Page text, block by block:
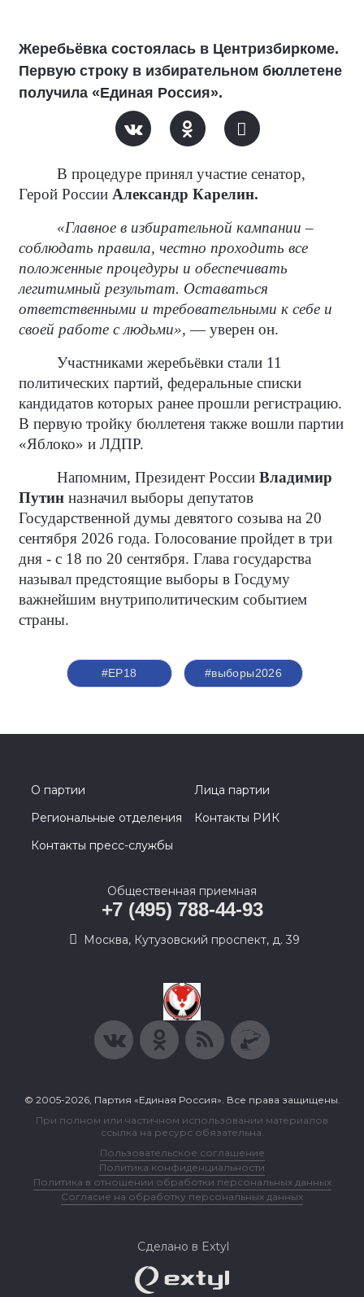
Жеребьёвка состоялась в Центризбиркоме.
Первую строку в избирательном бюллетене
получила «Единая Россия».
В процедуре принял участие сенатор,
Герой России Александр Карелин.
«Главное в избирательной кампании –
соблюдать правила, честно проходить все
положенные процедуры и обеспечивать
легитимный результат. Оставаться
ответственными и требовательными к себе и
своей работе с людьми», — уверен он.
Участниками жеребьёвки стали 11
политических партий, федеральные списки
кандидатов которых ранее прошли регистрацию.
В первую тройку бюллетеня также вошли партии
«Яблоко» и ЛДПР.
Напомним, Президент РоссииВладимир
Путин назначил выборы депутатов
Государственной думы девятого созыва на 20
сентября 2026 года. Голосование пройдет в три
дня - с 18 по 20 сентября. Глава государства
называл предстоящие выборы в Госдуму
важнейшим внутриполитическим событием
страны.
#ЕР18 #выборы2026
О партии
Лица партии
Региональные отделения
Контакты РИК
Контакты пресс-службы
Общественная приемная
+7 (495) 788-44-93
Москва, Кутузовский проспект, д. 39
© 2005-2026, Партия «Единая Россия». Все права защищены.
При полном или частичном использовании материалов
ссылка на ресурс обязательна.
Пользовательское соглашение
Политика конфиденциальности
Политика в отношении обработки персональных данных
Согласие на обработку персональных данных
Сделано в Extyl